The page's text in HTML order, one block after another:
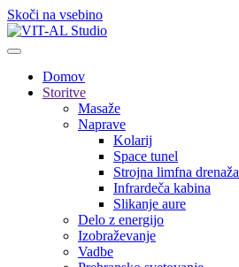
Skoči na vsebino
Domov
Storitve
Masaže
Naprave
Kolarij
Space tunel
Strojna limfna drenaža
Infrardeča kabina
Slikanje aure
Delo z energijo
Izobraževanje
Vadbe